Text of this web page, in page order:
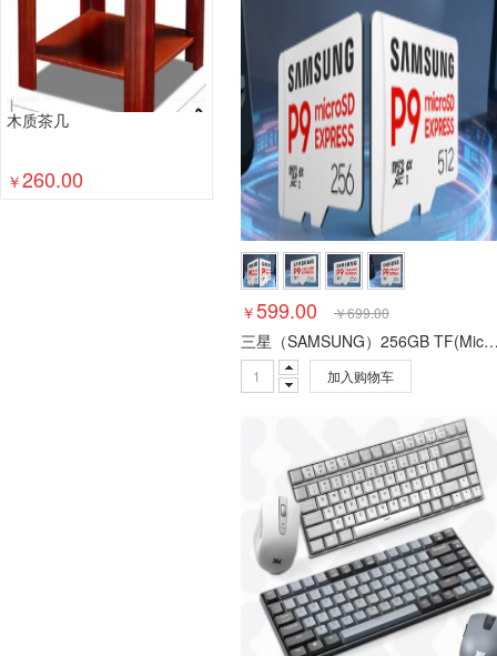
木质茶几
￥260.00
￥599.00 ￥699.00
三星（SAMSUNG）256GB
加入购物车